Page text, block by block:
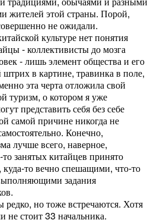
жителей этой страны. Порой,
не ожидали.
культуре нет понятия
- коллективисты до мозга
- лишь элемент общества и его
в картине, травинка в поле,
эта черта отложила свой
туризм, о котором я уже
представить себя без себе
самой причине никогда не
Конечно,
лучше всего, наверное,
занятых китайцев принято
куда-то вечно спешащими, что-то
задания
но тоже встречаются. Хотя
не стоит 33 начальника.